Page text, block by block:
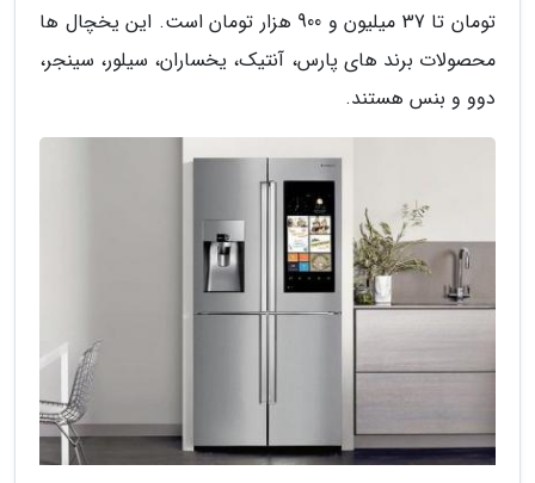
تومان تا 37 میلیون و 900 هزار تومان است. این یخچال ها
محصولات برند های پارس، آنتیک، یخساران، سیلور، سینجر،
دوو و بنس هستند.